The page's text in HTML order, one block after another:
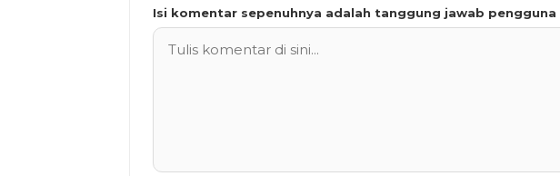
Isi komentar sepenuhnya adalah tanggung jawab pengguna